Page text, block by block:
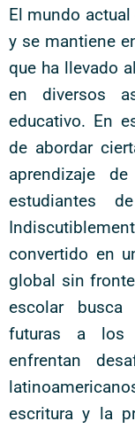
El mundo
y se mantiene
que ha llevado
en diversos
educativo. En
de abordar
aprendizaje
estudiantes
convertido en
global sin
escolar busca
futuras a los
enfrentan
escritura y la